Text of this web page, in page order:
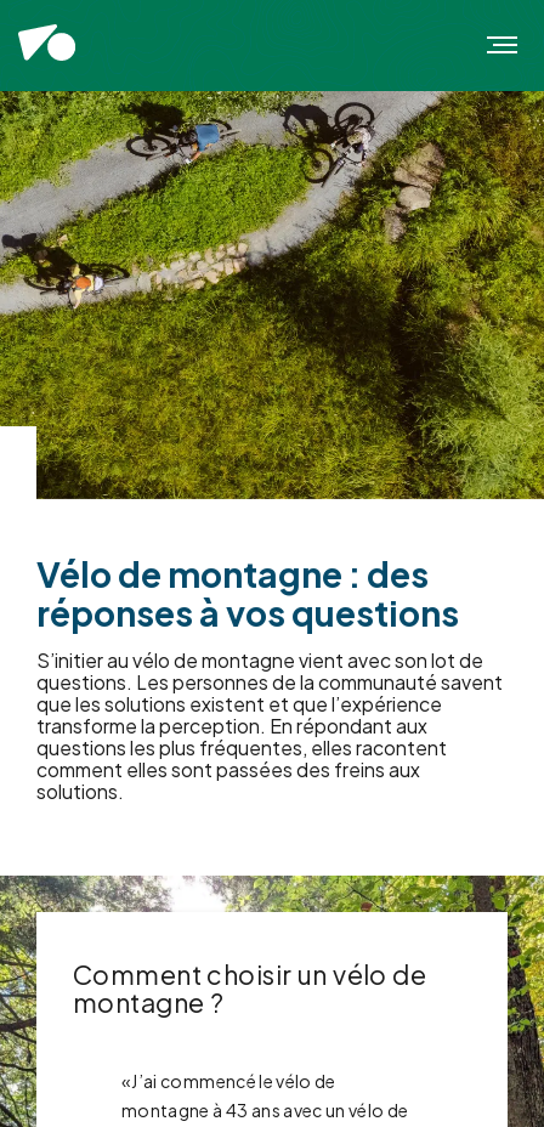
Vélo de montagne : des
réponses à vos questions
S’initier au vélo de montagne vient avec son lot de
questions. Les personnes de la communauté savent
que les solutions existent et que l’expérience
transforme la perception. En répondant aux
questions les plus fréquentes, elles racontent
comment elles sont passées des freins aux
solutions.
Comment choisir un vélo de
montagne ?
«J’ai commencé le vélo de
montagne à 43 ans avec un vélo de